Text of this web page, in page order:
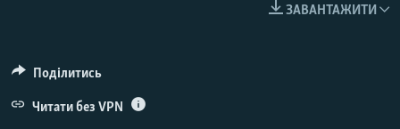
СПЕЦПРОЄКТИ
ПОДКАСТИ
ЗАВАНТАЖИТИ
Поділитись
Читати без VPN